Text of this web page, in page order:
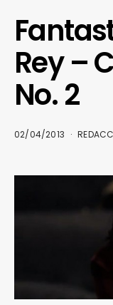
Rey –
No. 2
02/04/2013